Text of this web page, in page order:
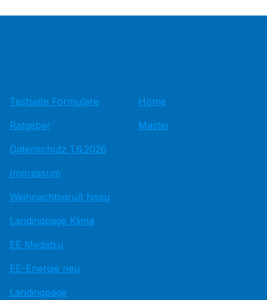
Testseite Formulare
Ratgeber
Datenschutz 1.6.2026
Impressum
Weihnachtsgruß hissu
Landingpage Klima
EE Medatsu
EE-Energie neu
Landingpage
Home
Master